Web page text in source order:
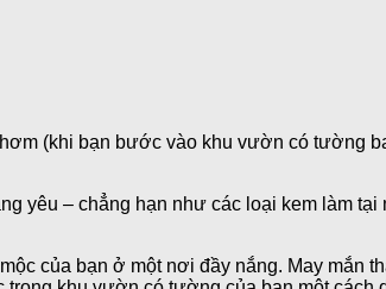
(khi bạn bước vào khu vườn có tường
yêu – chẳng hạn như các loại kem làm tại
của bạn ở một nơi đầy nắng. May mắn